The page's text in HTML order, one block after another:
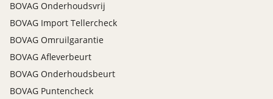
BOVAG Onderhoudsvrij
BOVAG Import Tellercheck
BOVAG Omruilgarantie
BOVAG Afleverbeurt
BOVAG Onderhoudsbeurt
BOVAG Puntencheck